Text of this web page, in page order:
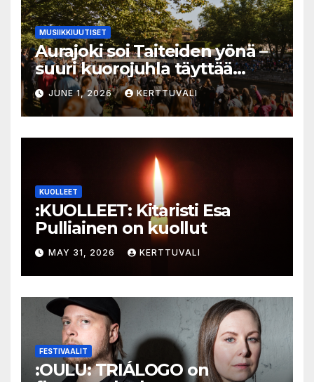
MUSIIKKIUUTISET
Aurajoki soi Taiteiden yönä –
suuri kuorojuhla täyttää
jokirannan musiikilla
JUNE 1, 2026 KERTTUVALI
KUOLLEET
:KUOLLEET: Kitaristi Esa
Pulliainen on kuollut
MAY 31, 2026 KERTTUVALI
FESTIVAALIT
:OULU: TRIÁLOGO on